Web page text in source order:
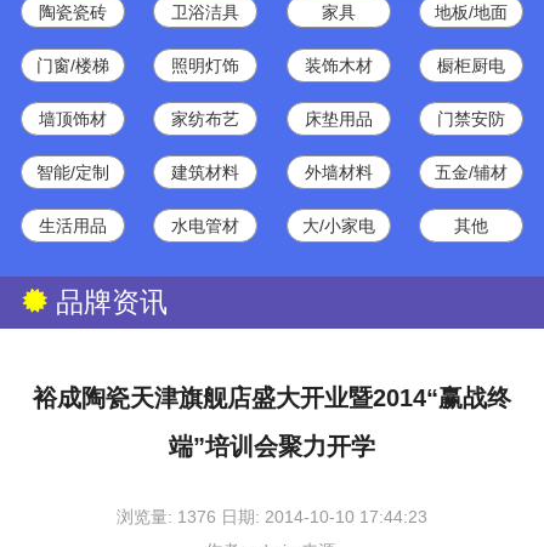
陶瓷瓷砖 卫浴洁具 家具 地板/地面
门窗/楼梯 照明灯饰 装饰木材 橱柜厨电
墙顶饰材 家纺布艺 床垫用品 门禁安防
智能/定制 建筑材料 外墙材料 五金/辅材
生活用品 水电管材 大/小家电 其他
品牌资讯
裕成陶瓷天津旗舰店盛大开业暨2014“赢战终
端”培训会聚力开学
浏览量: 1376 日期: 2014-10-10 17:44:23